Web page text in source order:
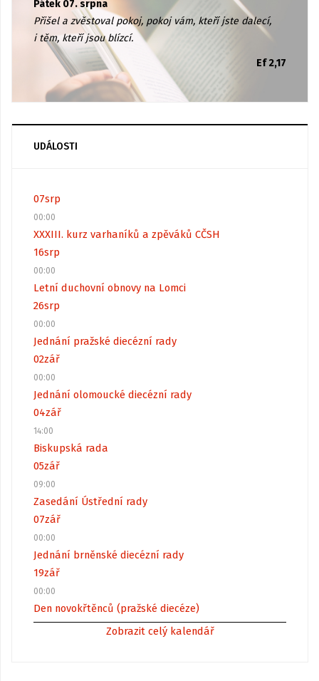
Pátek 07. srpna
Přišel a zvěstoval pokoj, pokoj vám, kteří jste dalecí,
i těm, kteří jsou blízcí.
Ef 2,17
UDÁLOSTI
07srp
00:00
XXXIII. kurz varhaníků a zpěváků CČSH
16srp
00:00
Letní duchovní obnovy na Lomci
26srp
00:00
Jednání pražské diecézní rady
02zář
00:00
Jednání olomoucké diecézní rady
04zář
14:00
Biskupská rada
05zář
09:00
Zasedání Ústřední rady
07zář
00:00
Jednání brněnské diecézní rady
19zář
00:00
Den novokřtěnců (pražské diecéze)
Zobrazit celý kalendář